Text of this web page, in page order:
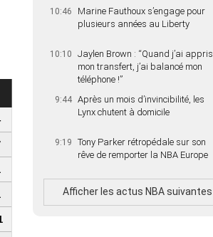
10:46
Marine Fauthoux s’engage pour
plusieurs années au Liberty
10:10
Jaylen Brown : “Quand j’ai appris
mon transfert, j’ai balancé mon
téléphone !”
9:44 Après un mois d’invincibilité, les
Lynx chutent à domicile
9:19
Tony Parker rétropédale sur son
rêve de remporter la NBA Europe
Afficher les actus NBA suivantes